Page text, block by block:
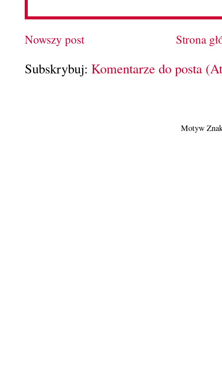
Nowszy post Strona
Subskrybuj: Komentarze do posta
Motyw